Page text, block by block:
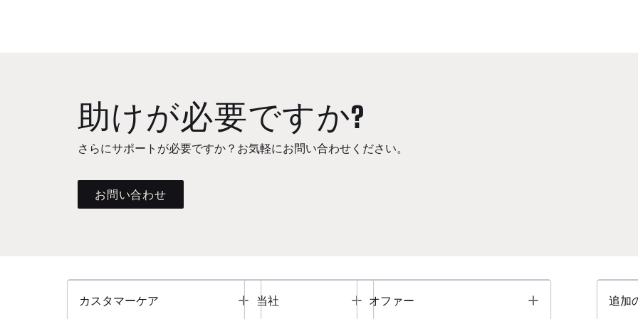
助けが必要ですか?
さらにサポートが必要ですか？お気軽にお問い合わせください。
お問い合わせ
カスタマーケア Toggle
当社 Toggle
オファー Toggle 追加